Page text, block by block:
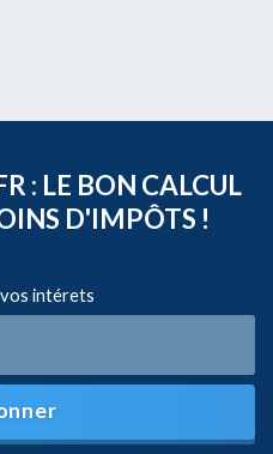
: LE BON CALCUL
D'IMPÔTS !
intérets